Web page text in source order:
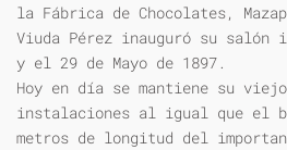
la Fábrica de Chocolates,
Viuda Pérez inauguró su
y el 29 de Mayo de 1897.
Hoy en día se mantiene su
instalaciones al igual que el
metros de longitud del